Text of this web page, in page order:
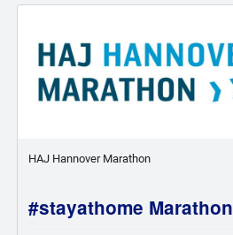
HAJ Hannover Marathon
#stayathome Marathon